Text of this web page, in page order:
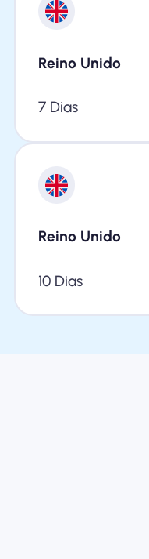
Reino Unido
7 Dias
Reino Unido
10 Dias